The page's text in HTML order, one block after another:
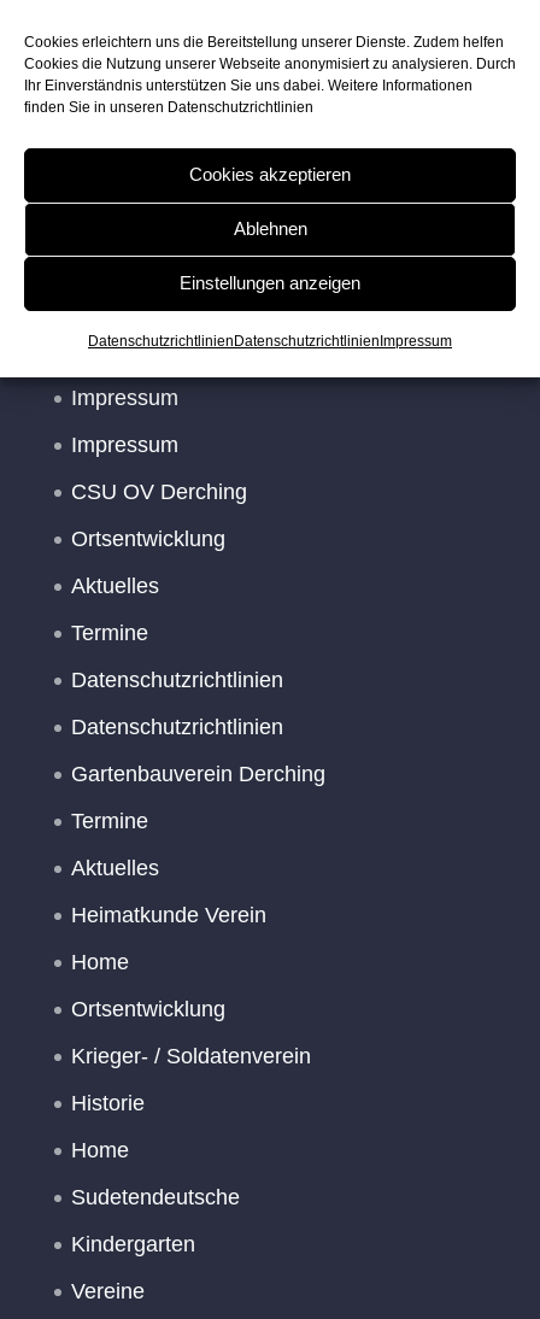
Cookies erleichtern uns die Bereitstellung unserer Dienste. Zudem helfen
Cookies die Nutzung unserer Webseite anonymisiert zu analysieren. Durch
Ihr Einverständnis unterstützen Sie uns dabei. Weitere Informationen
finden Sie in unseren Datenschutzrichtlinien
Cookies akzeptieren
Ablehnen
Einstellungen anzeigen
DatenschutzrichtlinienDatenschutzrichtlinienImpressum
Wasserwacht Derching
TSV Derching e.V.
Wasserwacht Derching
Impressum
Impressum
CSU OV Derching
Ortsentwicklung
Aktuelles
Termine
Datenschutzrichtlinien
Datenschutzrichtlinien
Gartenbauverein Derching
Termine
Aktuelles
Heimatkunde Verein
Home
Ortsentwicklung
Krieger- / Soldatenverein
Historie
Home
Sudetendeutsche
Kindergarten
Vereine